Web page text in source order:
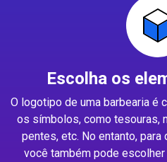
Escolha os
O logotipo de uma barbearia é
os símbolos, como tesouras,
pentes, etc. No entanto, para
você também pode